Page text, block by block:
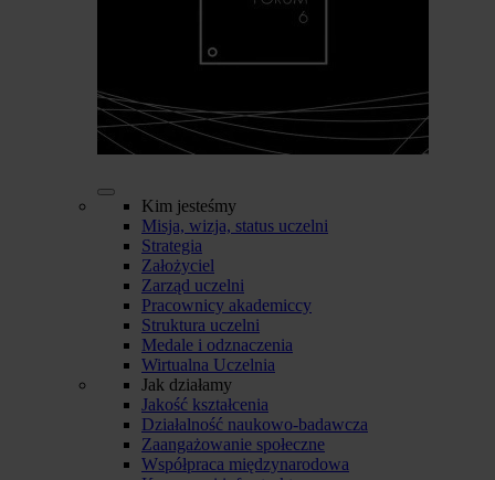
Kim jesteśmy
Misja, wizja, status uczelni
Strategia
Założyciel
Zarząd uczelni
Pracownicy akademiccy
Struktura uczelni
Medale i odznaczenia
Wirtualna Uczelnia
Jak działamy
Jakość kształcenia
Działalność naukowo-badawcza
Zaangażowanie społeczne
Współpraca międzynarodowa